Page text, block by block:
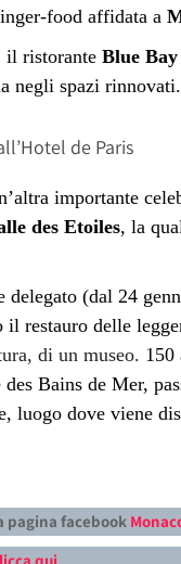
food affidata a
il ristorante Blue Bay
negli spazi rinnovati.
de Paris
importante
des Etoiles, la
delegato (dal 24
il restauro delle
di un museo. 150
Bains de Mer,
luogo dove viene
pagina facebook